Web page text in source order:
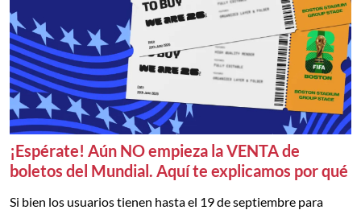
¡Espérate! Aún NO empieza la VENTA de
boletos del Mundial. Aquí te explicamos por qué
Si bien los usuarios tienen hasta el 19 de septiembre para